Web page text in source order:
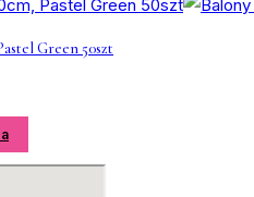
Green 50szt